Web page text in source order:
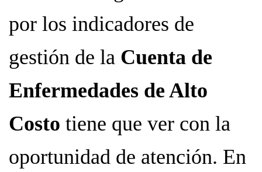
por los indicadores de
gestión de la Cuenta de
Enfermedades de Alto
Costo tiene que ver con la
oportunidad de atención. En